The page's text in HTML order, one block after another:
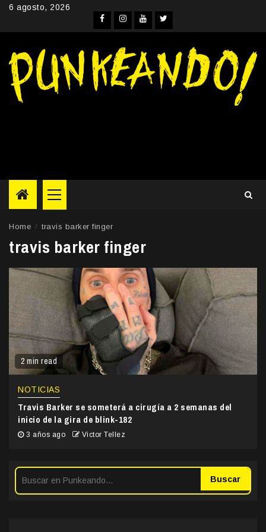
Skip6 agosto, 2026
Facebook
Instagram
YouTube
Twitter
Primary
Menu
Home travis barker finger
travis barker finger
2 min read
NOTICIAS
Travis Barker se someterá a cirugía a 2 semanas del
inicio de la gira de blink-182
3 años ago Victor Tellez
Buscar